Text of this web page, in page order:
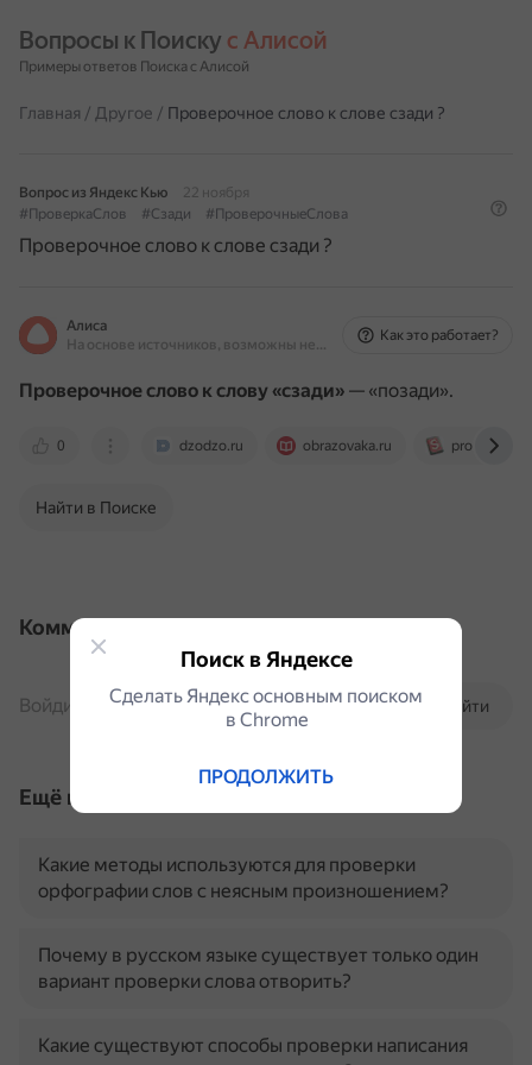
Вопросы к Поиску с Алисой
Примеры ответов Поиска с Алисой
Главная / Другое / Проверочное слово к слове сзади ?
Вопрос из Яндекс Кью
22 ноября
#ПроверкаСлов
#Сзади #ПроверочныеСлова
Проверочное слово к слове сзади ?
Алиса
На основе источников, возможны неточности
Как это работает?
Проверочное слово к слову «сзади» — «позади».
0 dzodzo.ru obrazovaka.ru
Найти в Поиске
Комментарии
Войти
Войдите, чтобы комментировать
Ещё по теме
Какие методы используются для проверки
орфографии слов с неясным произношением?
Почему в русском языке существует только один
вариант проверки слова отворить?
Какие существуют способы проверки написания
Поиск в Яндексе
Сделать Яндекс основным поиском
в Сhrome
ПРОДОЛЖИТЬ